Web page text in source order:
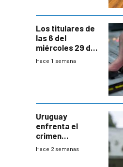
Los titulares de
las 6 del
miércoles 29 de
julio de 2026
Hace 1 semana
Uruguay
enfrenta el
crimen
organizado con
Hace 2 semanas